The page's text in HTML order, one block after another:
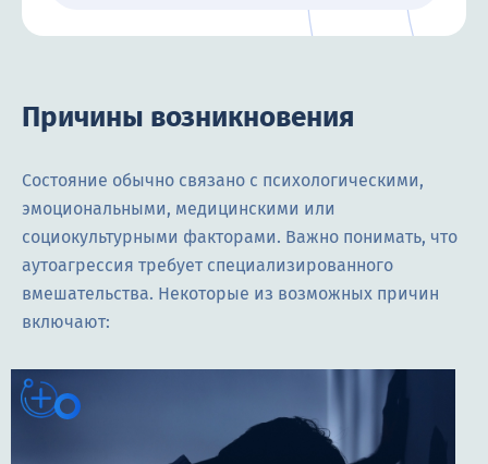
Причины возникновения
Состояние обычно связано с психологическими,
эмоциональными, медицинскими или
социокультурными факторами. Важно понимать, что
аутоагрессия требует специализированного
вмешательства. Некоторые из возможных причин
включают: